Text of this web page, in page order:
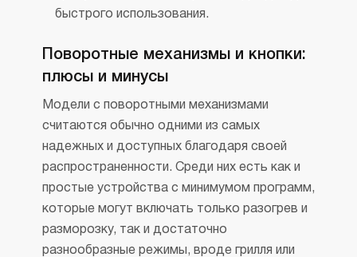
быстрого использования.
Поворотные механизмы и кнопки:
плюсы и минусы
Модели с поворотными механизмами
считаются обычно одними из самых
надежных и доступных благодаря своей
распространенности. Среди них есть как и
простые устройства с минимумом программ,
которые могут включать только разогрев и
разморозку, так и достаточно
разнообразные режимы, вроде грилля или